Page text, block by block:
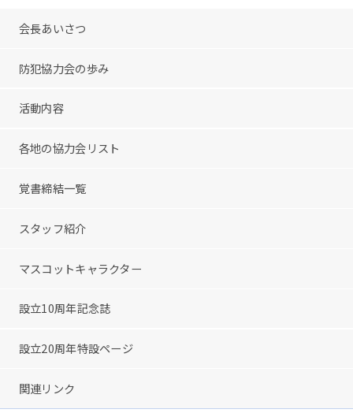
会長あいさつ
防犯協力会の歩み
活動内容
各地の協力会リスト
覚書締結一覧
スタッフ紹介
マスコットキャラクター
設立10周年記念誌
設立20周年特設ページ
関連リンク